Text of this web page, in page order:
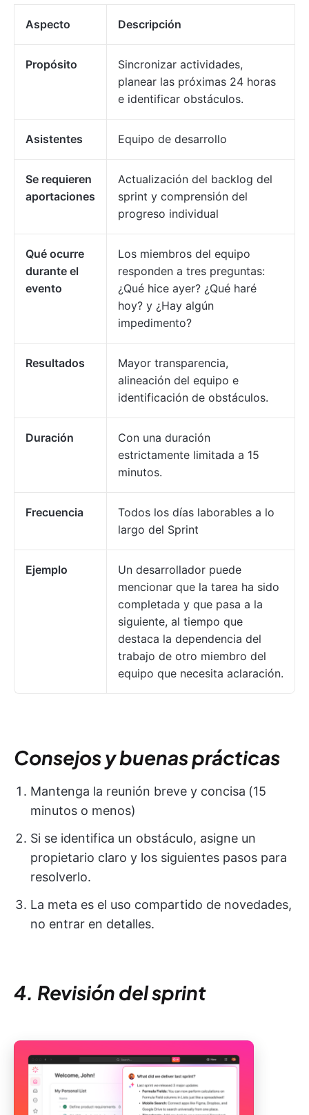
Aspecto Descripción
Propósito
Sincronizar actividades,
planear las próximas 24 horas
e identificar obstáculos.
Asistentes Equipo de desarrollo
Se requieren
aportaciones
Actualización del backlog del
sprint y comprensión del
progreso individual
Qué ocurre
durante el
evento
Los miembros del equipo
responden a tres preguntas:
¿Qué hice ayer? ¿Qué haré
hoy? y ¿Hay algún
impedimento?
Resultados
Mayor transparencia,
alineación del equipo e
identificación de obstáculos.
Duración
Con una duración
estrictamente limitada a 15
minutos.
Frecuencia
Todos los días laborables a lo
largo del Sprint
Ejemplo
Un desarrollador puede
mencionar que la tarea ha sido
completada y que pasa a la
siguiente, al tiempo que
destaca la dependencia del
trabajo de otro miembro del
equipo que necesita aclaración.
Consejos y buenas prácticas
Mantenga la reunión breve y concisa (15
minutos o menos)
Si se identifica un obstáculo, asigne un
propietario claro y los siguientes pasos para
resolverlo.
La meta es el uso compartido de novedades,
no entrar en detalles.
4. Revisión del sprint